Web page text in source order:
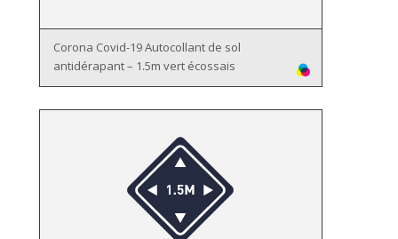
Corona Covid-19 Autocollant de sol
antidérapant – 1.5m vert écossais